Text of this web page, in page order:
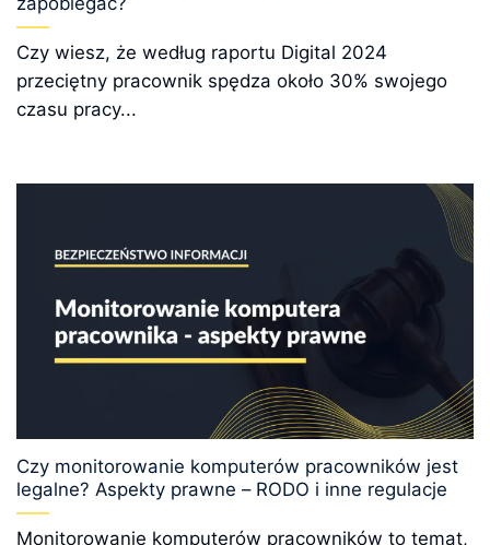
Czy wiesz, że według raportu Digital 2024
przeciętny pracownik spędza około 30% swojego
czasu pracy...
Czy monitorowanie komputerów pracowników jest
legalne? Aspekty prawne – RODO i inne regulacje
Monitorowanie komputerów pracowników to temat,